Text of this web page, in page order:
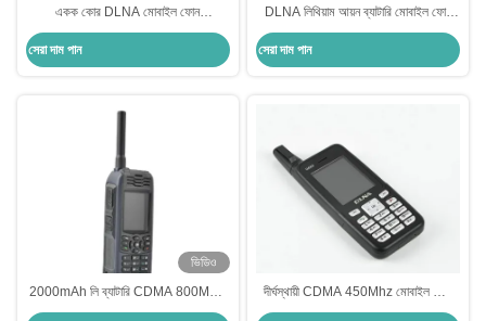
একক কোর DLNA মোবাইল ফোন
3000mAh লি ব্যাটারি CDMA বাহ্যিক
অ্যান্টেনা মোবাইল ফোন
সেরা দাম পান
DLNA লিথিয়াম আয়ন ব্যাটারি মোবাইল ফোন
CDMA 450MHz এক্সটার্নাল অ্যান্টেনা
সেরা দাম পান
ভিডিও
2000mAh লি ব্যাটারি CDMA 800MHz
ফোন TF কার্ড সেল ফোন বাহ্যিক অ্যান্টেনা
দীর্ঘস্থায়ী CDMA 450Mhz মোবাইল ফোন
2000mAh TFT বাহ্যিক অ্যান্টেনা